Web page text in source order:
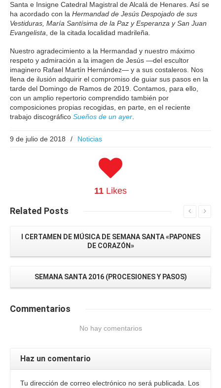
Santa e Insigne Catedral Magistral de Alcalá de Henares. Así se
ha acordado con la Hermandad de Jesús Despojado de sus
Vestiduras, María Santísima de la Paz y Esperanza y San Juan
Evangelista, de la citada localidad madrileña.
Nuestro agradecimiento a la Hermandad y nuestro máximo
respeto y admiración a la imagen de Jesús —del escultor
imaginero Rafael Martín Hernández— y a sus costaleros. Nos
llena de ilusión adquirir el compromiso de guiar sus pasos en la
tarde del Domingo de Ramos de 2019. Contamos, para ello,
con un amplio repertorio comprendido también por
composiciones propias recogidas, en parte, en el reciente
trabajo discográfico Sueños de un ayer.
9 de julio de 2018 / Noticias
11 Likes
Related Posts
I CERTAMEN DE MÚSICA DE SEMANA SANTA «PAPONES
DE CORAZÓN»
SEMANA SANTA 2016 (PROCESIONES Y PASOS)
Commentarios
No hay comentarios
Haz un comentario
Tu dirección de correo electrónico no será publicada. Los